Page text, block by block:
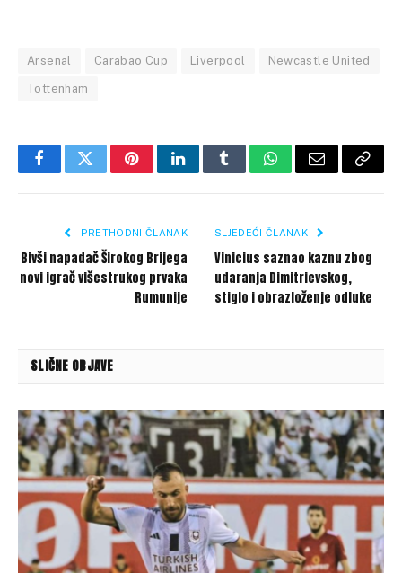
Arsenal Carabao Cup Liverpool Newcastle United
Tottenham
FacebookTwitterPinterestLinkedInTumblrWhatsApp
Email Copy
PRETHODNI ČLANAK
Bivši napadač Širokog Brijega
novi igrač višestrukog prvaka
Rumunije
SLJEDEĆI ČLANAK
Vinicius saznao kaznu zbog
udaranja Dimitrievskog,
stiglo i obrazloženje odluke
SLIČNE OBJAVE